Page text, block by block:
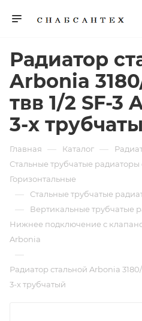
Радиатор
Arbonia
твв 1/2 SF-3
3-х
Главная — Каталог —
Стальные трубчатые
Горизонтальные
— Стальные трубчатые
— Вертикальные трубчатые
Нижнее подключение с
Arbonia
—
Радиатор стальной Arbonia
3-х трубчатый